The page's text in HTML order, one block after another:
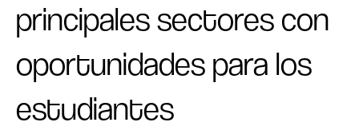
principales sectores con
oportunidades para los
estudiantes